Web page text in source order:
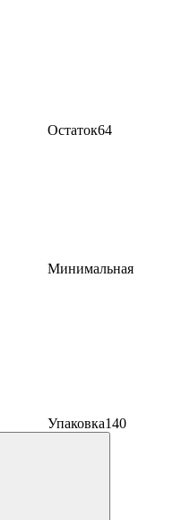
Остаток64
Минимальная
Упаковка140